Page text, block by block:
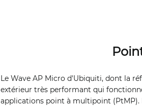
Le Wave AP Micro d'Ubiquiti, dont la
extérieur très performant qui
applications point à multipoint (PtMP).